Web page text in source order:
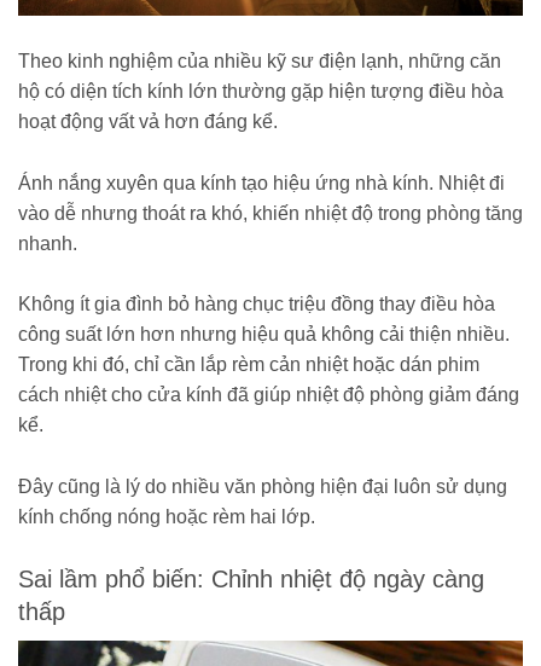
Theo kinh nghiệm của nhiều kỹ sư điện lạnh, những căn
hộ có diện tích kính lớn thường gặp hiện tượng điều hòa
hoạt động vất vả hơn đáng kể.
Ánh nắng xuyên qua kính tạo hiệu ứng nhà kính. Nhiệt đi
vào dễ nhưng thoát ra khó, khiến nhiệt độ trong phòng tăng
nhanh.
Không ít gia đình bỏ hàng chục triệu đồng thay điều hòa
công suất lớn hơn nhưng hiệu quả không cải thiện nhiều.
Trong khi đó, chỉ cần lắp rèm cản nhiệt hoặc dán phim
cách nhiệt cho cửa kính đã giúp nhiệt độ phòng giảm đáng
kể.
Đây cũng là lý do nhiều văn phòng hiện đại luôn sử dụng
kính chống nóng hoặc rèm hai lớp.
Sai lầm phổ biến: Chỉnh nhiệt độ ngày càng
thấp